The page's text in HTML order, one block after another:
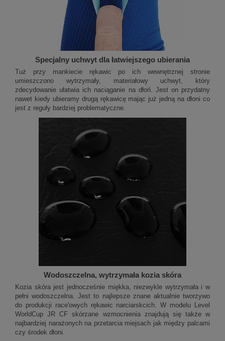
Specjalny uchwyt dla łatwiejszego ubierania
Tuż przy mankiecie rękawic po ich wewnętrznej stronie
umieszczono wytrzymały, materiałowy uchwyt, który
zdecydowanie ułatwia ich naciąganie na dłoń. Jest on przydatny
nawet kiedy ubieramy drugą rękawicę mając już jedną na dłoni co
jest z reguły bardziej problematyczne.
Wodoszczelna, wytrzymała kozia skóra
Kozia skóra jest jednocześnie miękka, niezwykle wytrzymała i w
pełni wodoszczelna. Jest to najlepsze znane aktualnie tworzywo
do produkcji race'owych rękawic narciarskcich. W modelu Level
WorldCup JR CF skórzane wzmocnienia znajdują się także w
najbardziej narażonych na przetarcia miejsach jak między palcami
czy środek dłoni.